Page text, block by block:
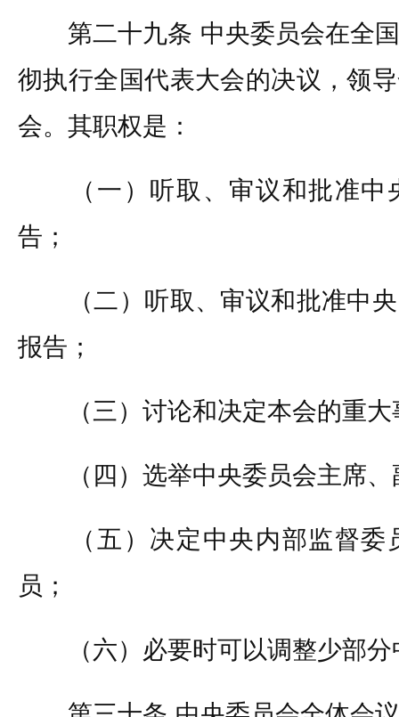
第二十九条 中央委员会在全国
彻执行全国代表大会的决议，领
会。其职权是：
（一）听取、审议和批准中
告；
（二）听取、审议和批准中央
报告；
（三）讨论和决定本会的重大
（四）选举中央委员会主席、
（五）决定中央内部监督委
员；
（六）必要时可以调整少部分